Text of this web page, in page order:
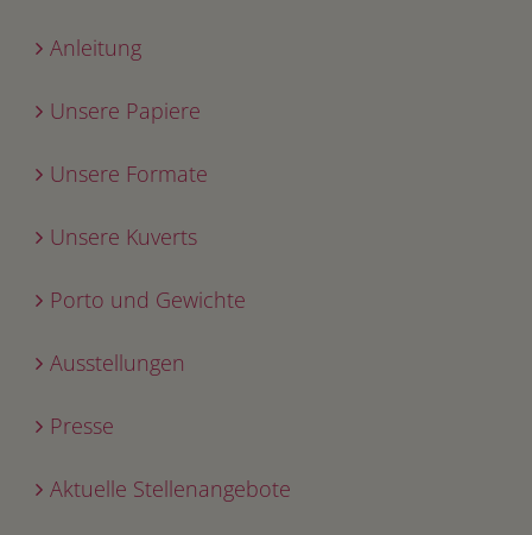
Anleitung
Unsere Papiere
Unsere Formate
Unsere Kuverts
Porto und Gewichte
Ausstellungen
Presse
Aktuelle Stellenangebote